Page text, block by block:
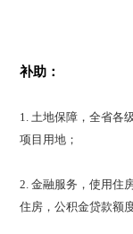
补助：
1. 土地保障，全省各
项目用地；
2. 金融服务，使用住
住房，公积金贷款额